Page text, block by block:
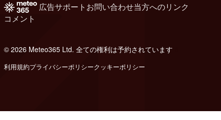
広告サポート お問い合わせ当方へのリンク
コメント
© 2026 Meteo365 Ltd. 全ての権利は予約されています
利用規約プライバシーポリシークッキーポリシー